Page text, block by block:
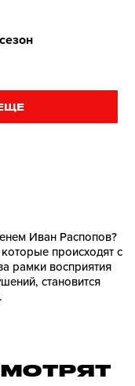
Иван Распопов?
происходят с
рамки восприятия
становится